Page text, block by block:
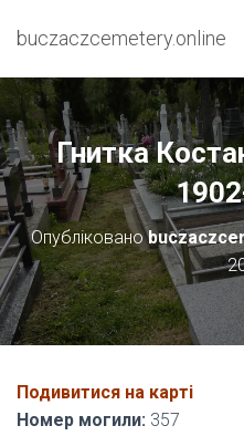
buczaczcemetery.online
Гнитка
Опубліковано
Подивитися на карті
Номер могили: 357